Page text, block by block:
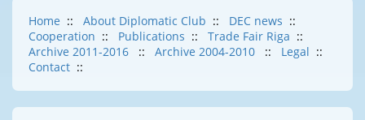
Home :: About Diplomatic Club :: DEC news ::
Cooperation :: Publications :: Trade Fair Riga ::
Archive 2011-2016
:: Archive 2004-2010 :: Legal ::
Contact ::